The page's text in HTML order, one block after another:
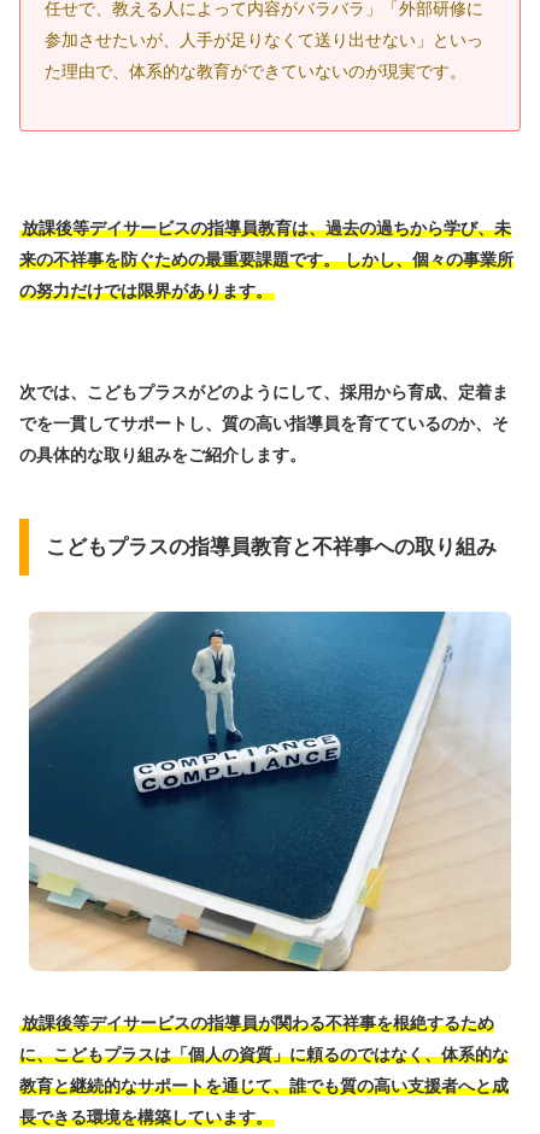
任せで、教える人によって内容がバラバラ」「外部研修に
参加させたいが、人手が足りなくて送り出せない」といっ
た理由で、体系的な教育ができていないのが現実です。
放課後等デイサービスの指導員教育は、過去の過ちから学び、未
来の不祥事を防ぐための最重要課題です。 しかし、個々の事業所
の努力だけでは限界があります。
次では、こどもプラスがどのようにして、採用から育成、定着ま
でを一貫してサポートし、質の高い指導員を育てているのか、そ
の具体的な取り組みをご紹介します。
こどもプラスの指導員教育と不祥事への取り組み
放課後等デイサービスの指導員が関わる不祥事を根絶するため
に、こどもプラスは「個人の資質」に頼るのではなく、体系的な
教育と継続的なサポートを通じて、誰でも質の高い支援者へと成
長できる環境を構築しています。